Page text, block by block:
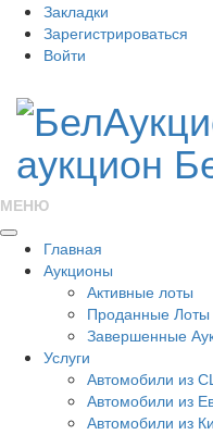
Закладки
Зарегистрироваться
Войти
МЕНЮ
Главная
Аукционы
Активные лоты
Проданные Лоты
Завершенные
Услуги
Автомобили из
Автомобили из
Автомобили из